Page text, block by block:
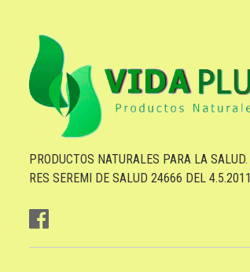
PRODUCTOS NATURALES PARA LA SALUD.
RES SEREMI DE SALUD 24666 DEL 4.5.2011